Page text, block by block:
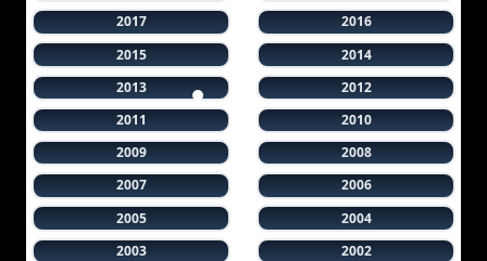
2017
2016
2015
2014
2013
2012
2011
2010
2009
2008
2007
2006
2005
2004
2003
2002